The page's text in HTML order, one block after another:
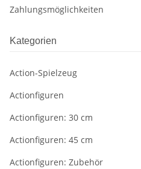
Zahlungsmöglichkeiten
Kategorien
Action-Spielzeug
Actionfiguren
Actionfiguren: 30 cm
Actionfiguren: 45 cm
Actionfiguren: Zubehör